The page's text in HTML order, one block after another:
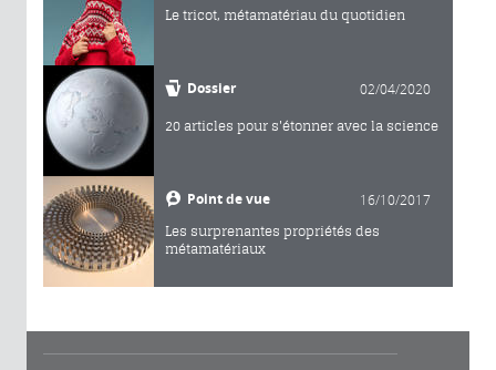
Le tricot, métamatériau du quotidien
Dossier 02/04/2020
20 articles pour s'étonner avec la science
Point de vue 16/10/2017
Les surprenantes propriétés des
métamatériaux